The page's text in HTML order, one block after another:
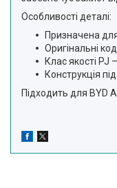
Особливості деталі:
Призначена
Оригінальні
Клас якості PJ
Конструкція
Підходить для BYD